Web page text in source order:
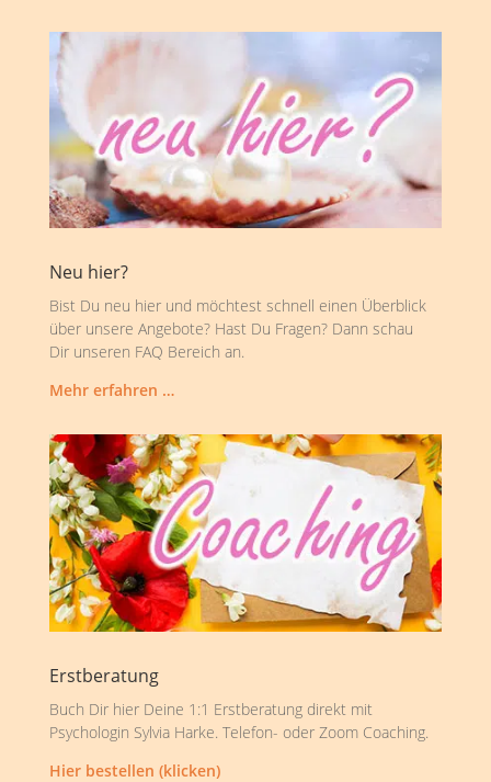
Neu hier?
Bist Du neu hier und möchtest schnell einen Überblick
über unsere Angebote? Hast Du Fragen? Dann schau
Dir unseren FAQ Bereich an.
Mehr erfahren …
Erstberatung
Buch Dir hier Deine 1:1 Erstberatung direkt mit
Psychologin Sylvia Harke. Telefon- oder Zoom Coaching.
Hier bestellen (klicken)